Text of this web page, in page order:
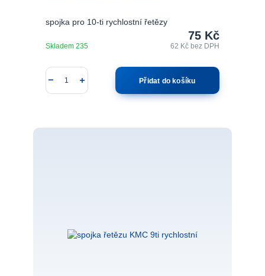
spojka pro 10-ti rychlostní řetězy
75 Kč
62 Kčbez DPH
Skladem 235
Přidat do košíku